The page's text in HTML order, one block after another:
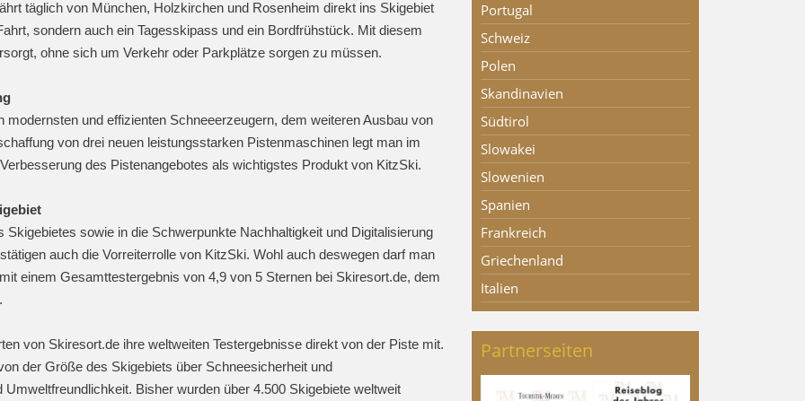
täglich von München, Holzkirchen und Rosenheim direkt ins Skigebiet
sondern auch ein Tagesskipass und ein Bordfrühstück. Mit diesem
ohne sich um Verkehr oder Parkplätze sorgen zu müssen.
und effizienten Schneeerzeugern, dem weiteren Ausbau von
von drei neuen leistungsstarken Pistenmaschinen legt man im
des Pistenangebotes als wichtigstes Produkt von KitzSki.
sowie in die Schwerpunkte Nachhaltigkeit und Digitalisierung
auch die Vorreiterrolle von KitzSki. Wohl auch deswegen darf man
einem Gesamttestergebnis von 4,9 von 5 Sternen bei Skiresort.de, dem
von Skiresort.de ihre weltweiten Testergebnisse direkt von der Piste mit.
der Größe des Skigebiets über Schneesicherheit und
Bisher wurden über 4.500 Skigebiete weltweit
Portugal
Schweiz
Polen
Skandinavien
Südtirol
Slowakei
Slowenien
Spanien
Frankreich
Griechenland
Italien
Partnerseiten